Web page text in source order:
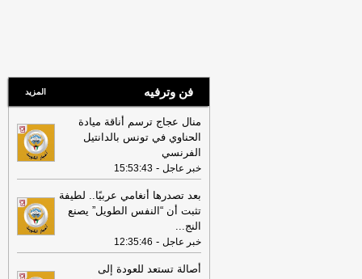
فن وترفيه المزيد
منال عجاج ترسم أناقة ميادة
الحناوي في تونس بالدانتيل
الفرنسي
خبر عاجل -
15:53:43
بعد تصدرها أنغامي عربيًا.. لطيفة
تثبت أن “النفس الطويل” يصنع
النج...
خبر عاجل -
12:35:46
أصالة تستعد للعودة إلى